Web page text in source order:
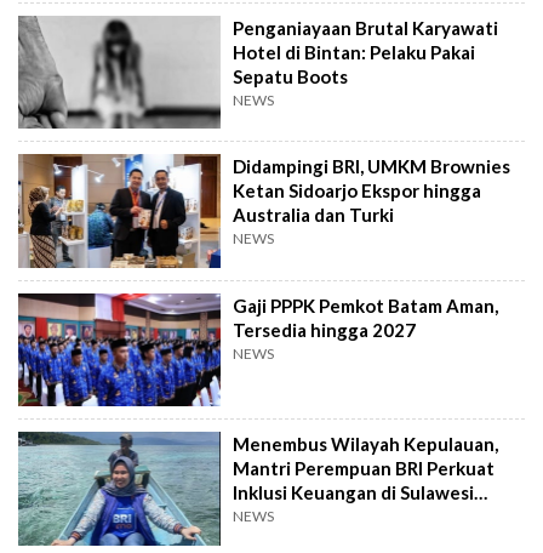
Penganiayaan Brutal Karyawati
Hotel di Bintan: Pelaku Pakai
Sepatu Boots
NEWS
Didampingi BRI, UMKM Brownies
Ketan Sidoarjo Ekspor hingga
Australia dan Turki
NEWS
Gaji PPPK Pemkot Batam Aman,
Tersedia hingga 2027
NEWS
Menembus Wilayah Kepulauan,
Mantri Perempuan BRI Perkuat
Inklusi Keuangan di Sulawesi
Tengah
NEWS